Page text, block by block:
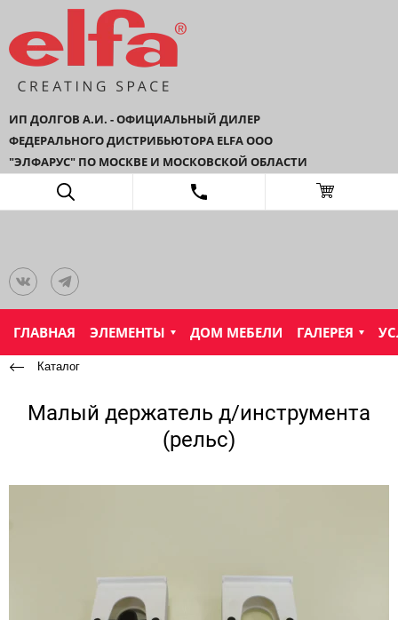
ИП ДОЛГОВ А.И. - ОФИЦИАЛЬНЫЙ ДИЛЕР
ФЕДЕРАЛЬНОГО ДИСТРИБЬЮТОРА ELFA ООО
"ЭЛФАРУС" ПО МОСКВЕ И МОСКОВСКОЙ ОБЛАСТИ
ГЛАВНАЯ ЭЛЕМЕНТЫ ДОМ МЕБЕЛИ ГАЛЕРЕЯ
Каталог
Малый держатель д/инструмента
(рельс)